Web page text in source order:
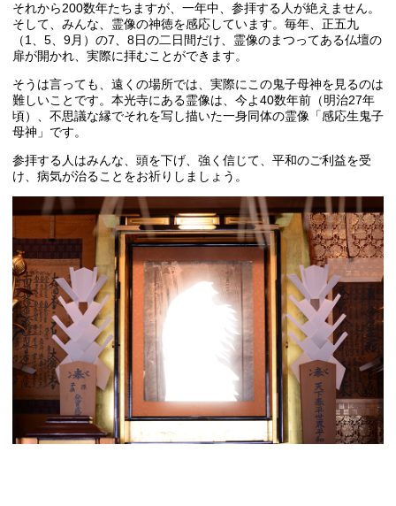
それから200数年たちますが、一年中、参拝する人が絶えません。
そして、みんな、霊像の神徳を感応しています。毎年、正五九
（1、5、9月）の7、8日の二日間だけ、霊像のまつってある仏壇の
扉が開かれ、実際に拝むことができます。
そうは言っても、遠くの場所では、実際にこの鬼子母神を見るのは
難しいことです。本光寺にある霊像は、今よ40数年前（明治27年
頃）、不思議な縁でそれを写し描いた一身同体の霊像「感応生鬼子
母神」です。
参拝する人はみんな、頭を下げ、強く信じて、平和のご利益を受
け、病気が治ることをお祈りしましょう。